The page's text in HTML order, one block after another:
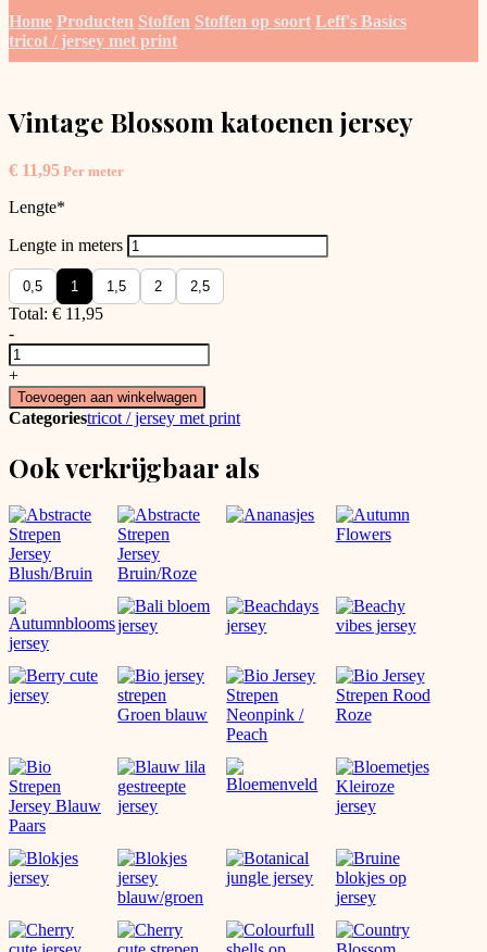
Home Producten Stoffen Stoffen op soort Leff's Basics
tricot / jersey met print
Vintage Blossom katoenen jersey
€ 11,95 Per meter
Lengte*
Lengte in meters
0,5 1 1,5 2 2,5
Total: € 11,95
-
Vintage
Blossom
katoenen
jersey
aantal
+
Toevoegen aan winkelwagen
Categoriestricot / jersey met print
Ook verkrijgbaar als